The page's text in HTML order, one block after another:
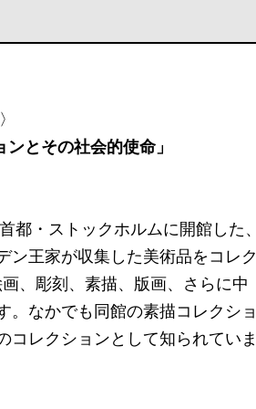
とその社会的使命」
都・ストックホルムに開館した、
ン王家が収集した美術品をコレク
、彫刻、素描、版画、さらに中
。なかでも同館の素描コレクショ
コレクションとして知られていま